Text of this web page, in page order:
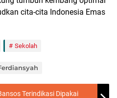
cita-cita Indonesia Emas
Sekolah
Terindikasi Dipakai